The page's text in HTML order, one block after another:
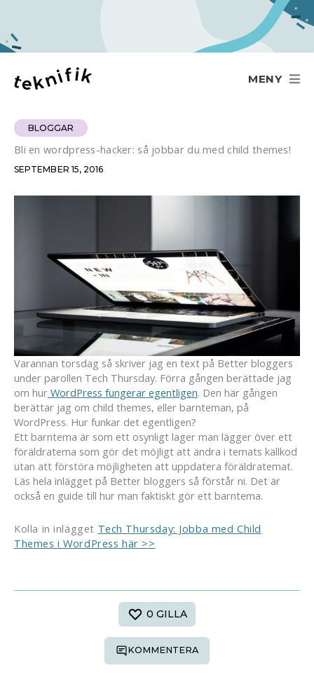
innehåll
MENY
BLOGGAR
Bli en wordpress-hacker: så jobbar du med child themes!
SEPTEMBER 15, 2016
Varannan torsdag så skriver jag en text på Better bloggers
under parollen Tech Thursday. Förra gången berättade jag
om hur WordPress fungerar egentligen. Den här gången
berättar jag om child themes, eller barnteman, på
WordPress. Hur funkar det egentligen?
Ett barntema är som ett osynligt lager man lägger över ett
föräldratema som gör det möjligt att ändra i temats källkod
utan att förstöra möjligheten att uppdatera föräldratemat.
Läs hela inlägget på Better bloggers så förstår ni. Det är
också en guide till hur man faktiskt gör ett barntema.
Kolla in inlägget Tech Thursday: Jobba med Child
Themes i WordPress här >>
0 GILLA
KOMMENTERA